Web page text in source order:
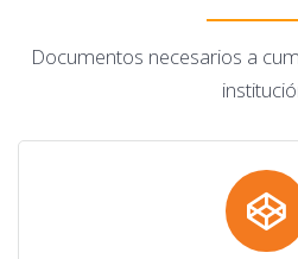
Documentos necesarios a